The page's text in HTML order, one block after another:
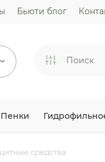
Бьюти блог
Пенки
средства